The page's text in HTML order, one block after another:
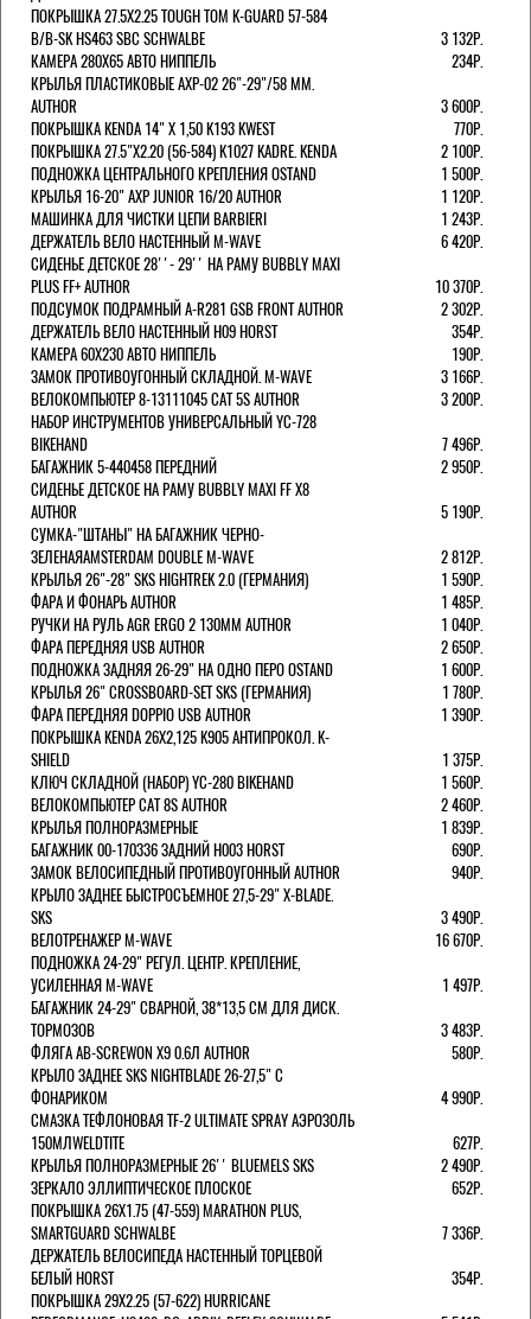
ПОКРЫШКА 27.5X2.25 TOUGH TOM K-GUARD 57-584
B/B-SK HS463 SBC SCHWALBE
3 132Р.
КАМЕРА 280Х65 АВТО НИППЕЛЬ
234Р.
КРЫЛЬЯ ПЛАСТИКОВЫЕ AXP-02 26"-29"/58 ММ.
AUTHOR
3 600Р.
ПОКРЫШКА KENDA 14" Х 1,50 K193 KWEST
770Р.
ПОКРЫШКА 27.5"Х2.20 (56-584) K1027 KADRE. KENDA
2 100Р.
ПОДНОЖКА ЦЕНТРАЛЬНОГО КРЕПЛЕНИЯ OSTAND
1 500Р.
КРЫЛЬЯ 16-20" AXP JUNIOR 16/20 AUTHOR
1 120Р.
МАШИНКА ДЛЯ ЧИСТКИ ЦЕПИ BARBIERI
1 243Р.
ДЕРЖАТЕЛЬ ВЕЛО НАСТЕННЫЙ M-WAVE
6 420Р.
СИДЕНЬЕ ДЕТСКОЕ 28''- 29'' НА РАМУ BUBBLY MAXI
PLUS FF+ AUTHOR
10 370Р.
ПОДСУМОК ПОДРАМНЫЙ A-R281 GSB FRONT AUTHOR
2 302Р.
ДЕРЖАТЕЛЬ ВЕЛО НАСТЕННЫЙ H09 HORST
354Р.
КАМЕРА 60X230 АВТО НИППЕЛЬ
190Р.
ЗАМОК ПРОТИВОУГОННЫЙ СКЛАДНОЙ. M-WAVE
3 166Р.
ВЕЛОКОМПЬЮТЕР 8-13111045 CAT 5S AUTHOR
3 200Р.
НАБОР ИНСТРУМЕНТОВ УНИВЕРСАЛЬНЫЙ YC-728
BIKEHAND
7 496Р.
БАГАЖНИК 5-440458 ПЕРЕДНИЙ
2 950Р.
СИДЕНЬЕ ДЕТСКОЕ НА РАМУ BUBBLY MAXI FF X8
AUTHOR
5 190Р.
СУМКА-"ШТАНЫ" НА БАГАЖНИК ЧЕРНО-
ЗЕЛЕНАЯAMSTERDAM DOUBLE M-WAVE
2 812Р.
КРЫЛЬЯ 26"-28" SKS HIGHTREK 2.0 (ГЕРМАНИЯ)
1 590Р.
ФАРА И ФОНАРЬ AUTHOR
1 485Р.
РУЧКИ НА РУЛЬ AGR ERGO 2 130ММ AUTHOR
1 040Р.
ФАРА ПЕРЕДНЯЯ USB AUTHOR
2 650Р.
ПОДНОЖКА ЗАДНЯЯ 26-29" НА ОДНО ПЕРО OSTAND
1 600Р.
КРЫЛЬЯ 26" CROSSBOARD-SET SKS (ГЕРМАНИЯ)
1 780Р.
ФАРА ПЕРЕДНЯЯ DOPPIO USB AUTHOR
1 390Р.
ПОКРЫШКА KENDA 26Х2,125 K905 АНТИПРОКОЛ. K-
SHIELD
1 375Р.
КЛЮЧ СКЛАДНОЙ (НАБОР) YC-280 BIKEHAND
1 560Р.
ВЕЛОКОМПЬЮТЕР CAT 8S AUTHOR
2 460Р.
КРЫЛЬЯ ПОЛНОРАЗМЕРНЫЕ
1 839Р.
БАГАЖНИК 00-170336 ЗАДНИЙ H003 HORST
690Р.
ЗАМОК ВЕЛОСИПЕДНЫЙ ПРОТИВОУГОННЫЙ AUTHOR
940Р.
КРЫЛО ЗАДНЕЕ БЫСТРОСЪЕМНОЕ 27,5-29" X-BLADE.
SKS
3 490Р.
ВЕЛОТРЕНАЖЕР M-WAVE
16 670Р.
ПОДНОЖКА 24-29" РЕГУЛ. ЦЕНТР. КРЕПЛЕНИЕ,
УСИЛЕННАЯ M-WAVE
1 497Р.
БАГАЖНИК 24-29" СВАРНОЙ, 38*13,5 СМ ДЛЯ ДИСК.
ТОРМОЗОВ
3 483Р.
ФЛЯГА AB-SCREWON X9 0.6Л AUTHOR
580Р.
КРЫЛО ЗАДНЕЕ SKS NIGHTBLADE 26-27,5" С
ФОНАРИКОМ
4 990Р.
СМАЗКА ТЕФЛОНОВАЯ TF-2 ULTIMATE SPRAY АЭРОЗОЛЬ
150МЛWELDTITE
627Р.
КРЫЛЬЯ ПОЛНОРАЗМЕРНЫЕ 26'' BLUEMELS SKS
2 490Р.
ЗЕРКАЛО ЭЛЛИПТИЧЕСКОЕ ПЛОСКОЕ
652Р.
ПОКРЫШКА 26X1.75 (47-559) MARATHON PLUS,
SMARTGUARD SCHWALBE
7 336Р.
ДЕРЖАТЕЛЬ ВЕЛОCИПЕДА НАСТЕННЫЙ ТОРЦЕВОЙ
БЕЛЫЙ HORST
354Р.
ПОКРЫШКА 29X2.25 (57-622) HURRICANE